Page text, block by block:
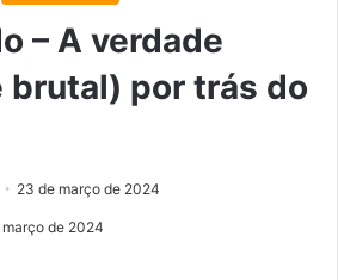
– A verdade
brutal) por trás do
23 de março de 2024
de 2024